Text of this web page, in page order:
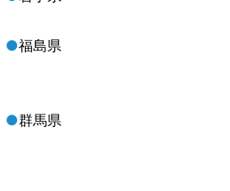
●福島県
●群馬県